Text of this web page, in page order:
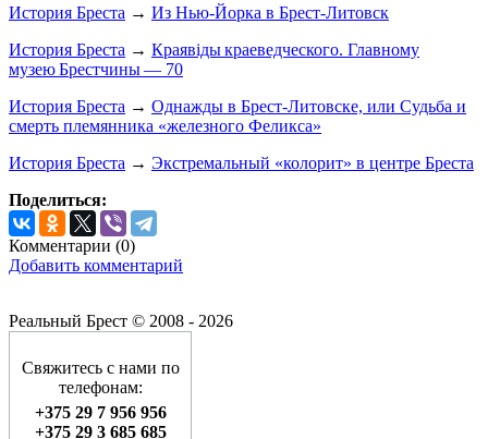
История Бреста → Из Нью-Йорка в Брест-Литовск
История Бреста → Краявіды краеведческого. Главному
музею Брестчины — 70
История Бреста → Однажды в Брест-Литовске, или Судьба и
смерть племянника «железного Феликса»
История Бреста → Экстремальный «колорит» в центре Бреста
Поделиться:
Комментарии (0)
Добавить комментарий
Реальный Брест © 2008 - 2026
Свяжитесь с нами по
телефонам:
+375 29 7 956 956
+375 29 3 685 685